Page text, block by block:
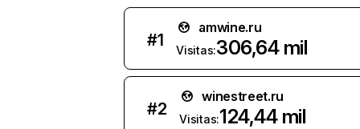
#1
amwine.ru
Visitas:306,64 mil
#2
winestreet.ru
Visitas:124,44 mil